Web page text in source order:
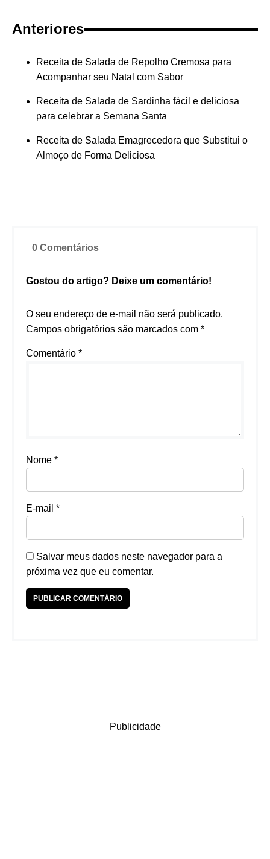
Anteriores
Receita de Salada de Repolho Cremosa para
Acompanhar seu Natal com Sabor
Receita de Salada de Sardinha fácil e deliciosa
para celebrar a Semana Santa
Receita de Salada Emagrecedora que Substitui o
Almoço de Forma Deliciosa
0 Comentários
Gostou do artigo? Deixe um comentário!
O seu endereço de e-mail não será publicado.
Campos obrigatórios são marcados com *
Comentário *
Nome *
E-mail *
Salvar meus dados neste navegador para a
próxima vez que eu comentar.
Publicidade